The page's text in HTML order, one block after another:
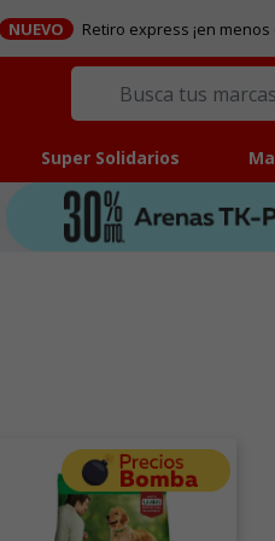
NUEVO Retiro express ¡en
Super Solidarios